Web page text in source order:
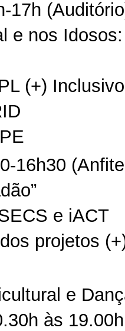
17h
e nos
(+) Inclusivo
16h30
e iACT
projetos
e
às 19.00h